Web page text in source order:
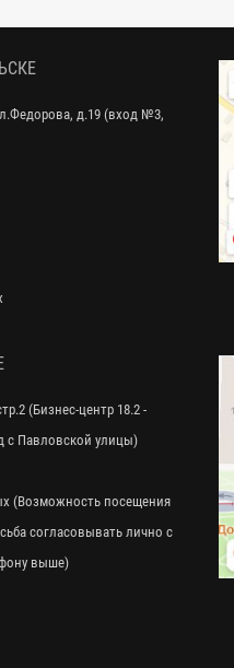
д.19 (вход №3,
(Бизнес-центр 18.2 -
с Павловской улицы)
(Возможность посещения
согласовывать лично с
выше)